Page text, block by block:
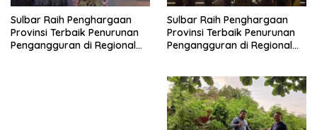
Sulbar Raih Penghargaan
Provinsi Terbaik Penurunan
Pengangguran di Regional
Sulbar Raih Penghargaan
Provinsi Terbaik Penurunan
Pengangguran di Regional